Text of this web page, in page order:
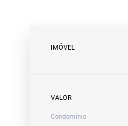
IMÓVEL
VALOR
Condomínio